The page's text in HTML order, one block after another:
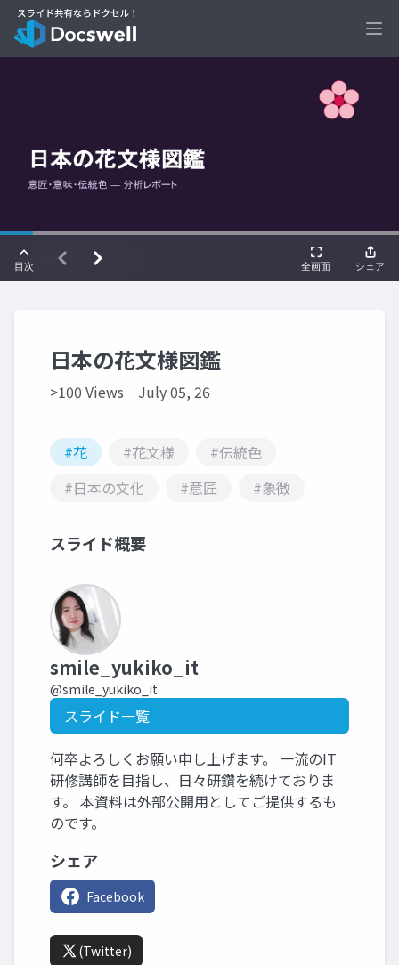
日本の花文様図鑑
>100 Views July 05, 26
#花 #花文様
#伝統色
#日本の文化
#意匠 #象徴
スライド概要
smile_yukiko_it
@smile_yukiko_it
スライド一覧
何卒よろしくお願い申し上げます。 一流のIT
研修講師を目指し、日々研鑽を続けておりま
す。 本資料は外部公開用としてご提供するも
のです。
シェア
Facebook
(Twitter)